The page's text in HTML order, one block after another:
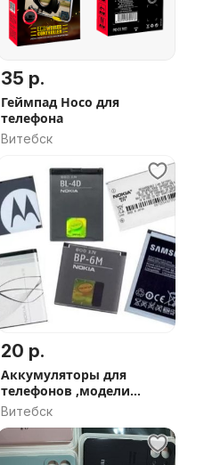
35 р.
Геймпад Hoco для
телефона
Витебск
20 р.
Аккумуляторы для
телефонов ,модели
разные
Витебск